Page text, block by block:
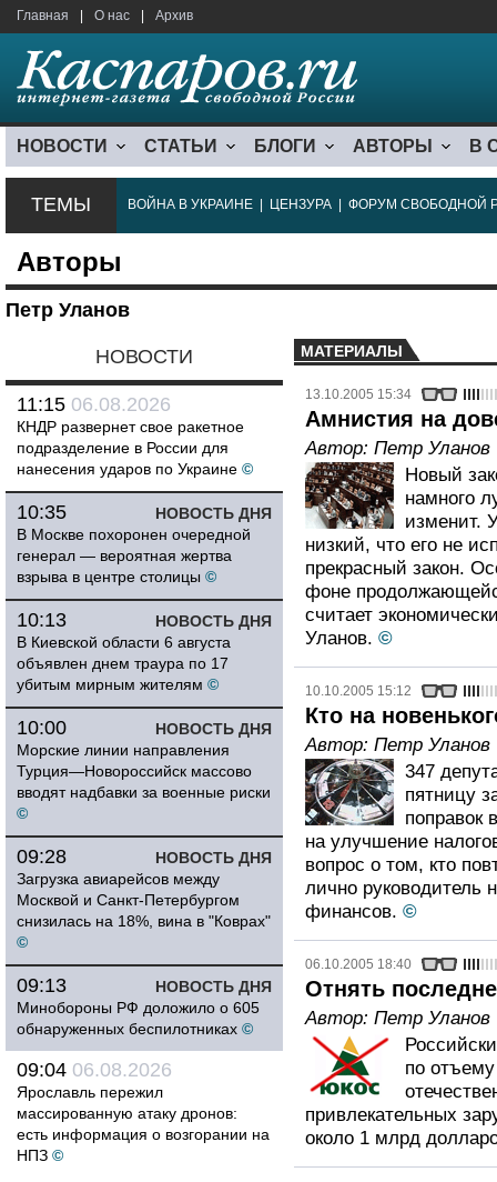
Главная О нас Архив
НОВОСТИ СТАТЬИ БЛОГИ АВТОРЫ В
ТЕМЫ ВОЙНА В УКРАИНЕ ЦЕНЗУРА ФОРУМ СВОБОДНОЙ
Авторы
Петр Уланов
НОВОСТИ
11:15 06.08.2026
КНДР развернет свое ракетное
подразделение в России для
нанесения ударов по Украине ©
НОВОСТЬ ДНЯ
10:35
В Москве похоронен очередной
генерал — вероятная жертва
взрыва в центре столицы ©
НОВОСТЬ ДНЯ
10:13
В Киевской области 6 августа
объявлен днем траура по 17
убитым мирным жителям ©
НОВОСТЬ ДНЯ
10:00
Морские линии направления
Турция—Новороссийск массово
вводят надбавки за военные риски
©
НОВОСТЬ ДНЯ
09:28
Загрузка авиарейсов между
Москвой и Санкт-Петербургом
снизилась на 18%, вина в "Коврах"
©
НОВОСТЬ ДНЯ
09:13
Минобороны РФ доложило о 605
обнаруженных беспилотниках ©
09:04 06.08.2026
Ярославль пережил
массированную атаку дронов:
есть информация о возгорании на
НПЗ ©
МАТЕРИАЛЫ
13.10.2005 15:34
Амнистия на
Автор: Петр Уланов
Новый
намного
изменит.
низкий, что его не
прекрасный закон.
фоне
считает
Уланов. ©
10.10.2005 15:12
Кто на
Автор: Петр Уланов
347
пятницу
поправок
на улучшение
вопрос о том, кто
лично руководитель
финансов. ©
06.10.2005 18:40
Отнять
Автор: Петр Уланов
по
привлекательных
около 1 млрд